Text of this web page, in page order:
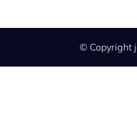
© Copyright